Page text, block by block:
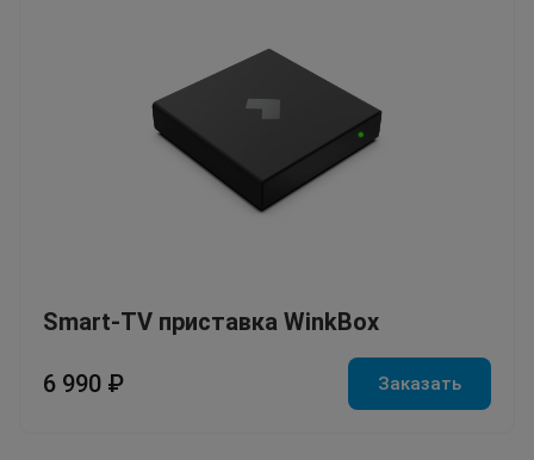
Smart-TV приставка WinkBox
6 990 ₽ Заказать